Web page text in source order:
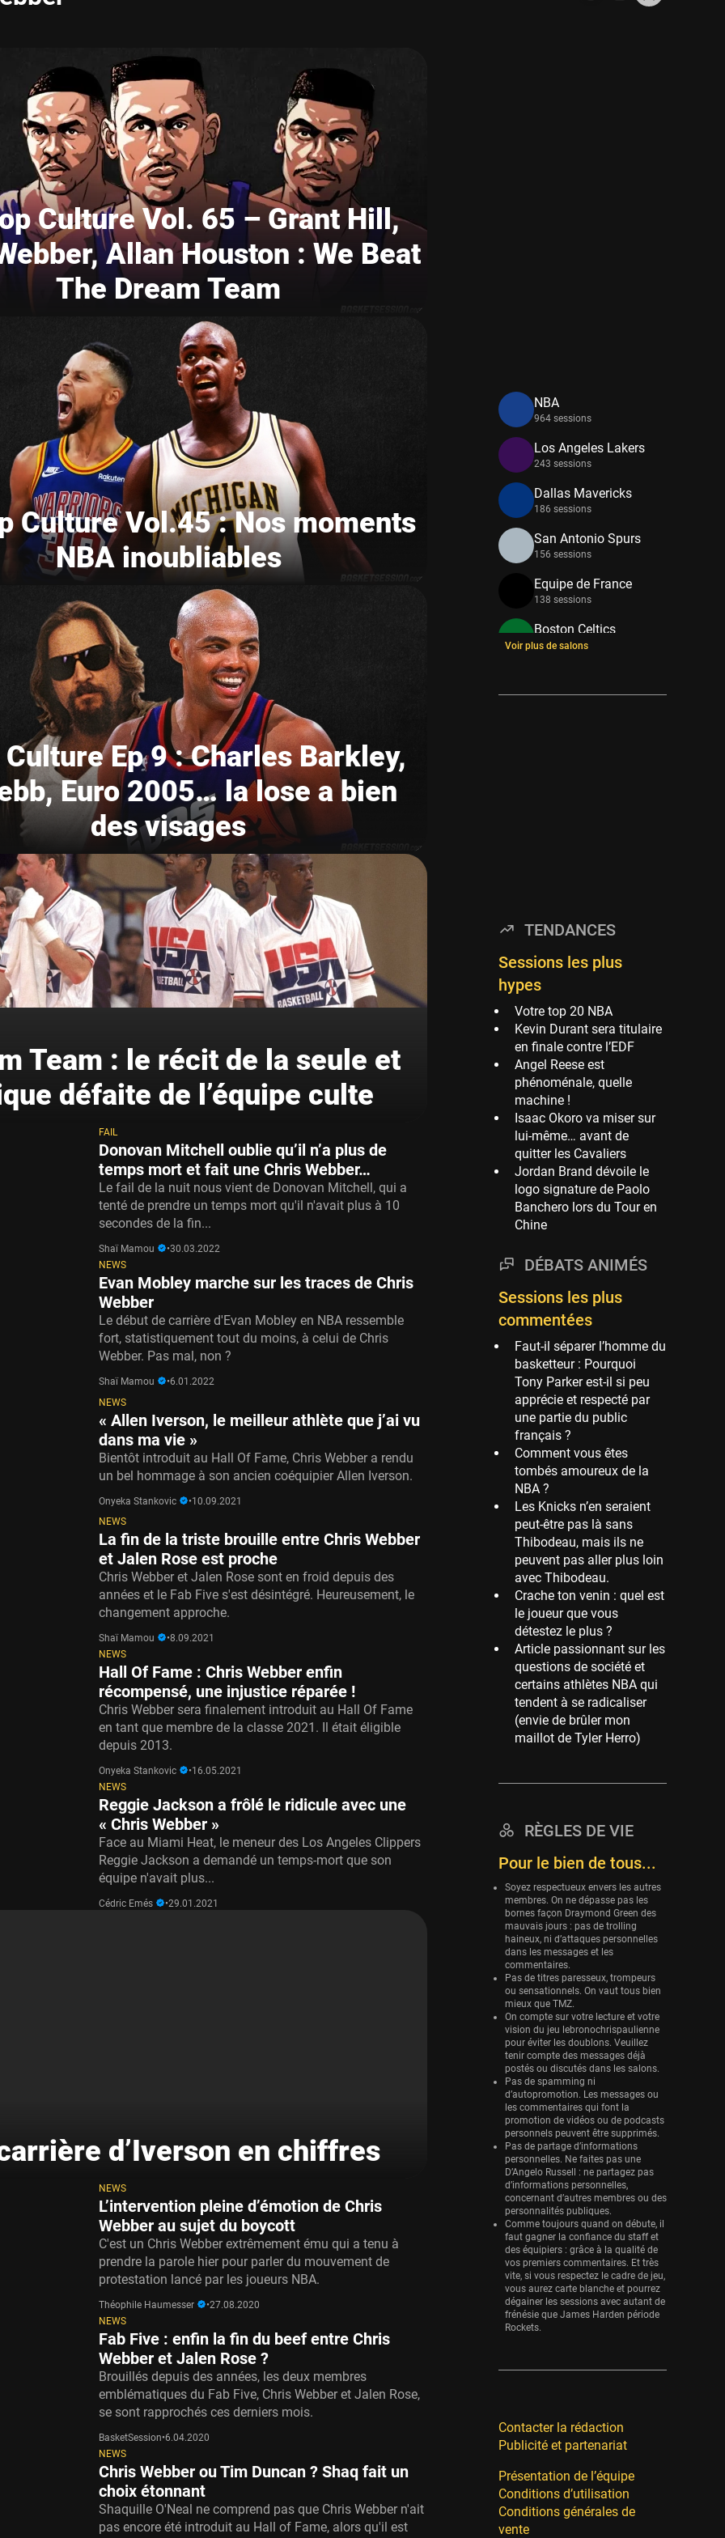
Culture Vol. 65 – Grant Hill,
Allan Houston : We Beat
The Dream Team
Culture Vol.45 : Nos moments
NBA inoubliables
Ep 9 : Charles Barkley,
Euro 2005… la lose a bien
des visages
Team : le récit de la seule et
défaite de l’équipe culte
FAIL
Donovan Mitchell oublie qu’il n’a plus de
temps mort et fait une Chris Webber…
Le fail de la nuit nous vient de Donovan Mitchell, qui a
tenté de prendre un temps mort qu'il n'avait plus à 10
secondes de la fin...
Shaï Mamou •30.03.2022
NEWS
Evan Mobley marche sur les traces de Chris
Webber
Le début de carrière d'Evan Mobley en NBA ressemble
fort, statistiquement tout du moins, à celui de Chris
Webber. Pas mal, non ?
Shaï Mamou •6.01.2022
NEWS
« Allen Iverson, le meilleur athlète que j’ai vu
dans ma vie »
Bientôt introduit au Hall Of Fame, Chris Webber a rendu
un bel hommage à son ancien coéquipier Allen Iverson.
Onyeka Stankovic •10.09.2021
NEWS
La fin de la triste brouille entre Chris Webber
et Jalen Rose est proche
Chris Webber et Jalen Rose sont en froid depuis des
années et le Fab Five s'est désintégré. Heureusement, le
changement approche.
Shaï Mamou •8.09.2021
NEWS
Hall Of Fame : Chris Webber enfin
récompensé, une injustice réparée !
Chris Webber sera finalement introduit au Hall Of Fame
en tant que membre de la classe 2021. Il était éligible
depuis 2013.
Onyeka Stankovic •16.05.2021
NEWS
Reggie Jackson a frôlé le ridicule avec une
« Chris Webber »
Face au Miami Heat, le meneur des Los Angeles Clippers
Reggie Jackson a demandé un temps-mort que son
équipe n'avait plus...
Cédric Emés •29.01.2021
d’Iverson en chiffres
NEWS
L’intervention pleine d’émotion de Chris
Webber au sujet du boycott
C'est un Chris Webber extrêmement ému qui a tenu à
prendre la parole hier pour parler du mouvement de
protestation lancé par les joueurs NBA.
Théophile Haumesser •27.08.2020
NEWS
Fab Five : enfin la fin du beef entre Chris
Webber et Jalen Rose ?
Brouillés depuis des années, les deux membres
emblématiques du Fab Five, Chris Webber et Jalen Rose,
se sont rapprochés ces derniers mois.
BasketSession•6.04.2020
NEWS
Chris Webber ou Tim Duncan ? Shaq fait un
choix étonnant
Shaquille O'Neal ne comprend pas que Chris Webber n'ait
pas encore été introduit au Hall of Fame, alors qu'il est
NBA
964 sessions
Los Angeles Lakers
243 sessions
Dallas Mavericks
186 sessions
San Antonio Spurs
156 sessions
Equipe de France
138 sessions
Boston Celtics
133 sessions
89 sessions
Milwaukee Bucks
Hoop Culture
73 sessions
Oklahoma City
Thunder
69 sessions
Phoenix Suns
69 sessions
Miami Heat
63 sessions
Los Angeles Clippers
61 sessions
53 sessions
New Orleans Pelicans
53 sessions
52 sessions
Atlanta Hawks
45 sessions
Chicago Bulls
41 sessions
Memphis Grizzlies
39 sessions
Cleveland Cavaliers
38 sessions
Orlando Magic
36 sessions
Euroleague
34 sessions
Charlotte Hornets
32 sessions
Houston Rockets
31 sessions
Washington Wizards
Portland Trail Blazers
Eurobasket
25 sessions
Brooklyn Nets
24 sessions
Sacramento Kings
24 sessions
Utah Jazz
22 sessions
Toronto Raptors
18 sessions
REVERSE
11 sessions
Bleues
0 sessions
Voir plus de salons
TENDANCES
Sessions les plus
hypes
Votre top 20 NBA
Kevin Durant sera titulaire
en finale contre l’EDF
Angel Reese est
phénoménale, quelle
machine !
Isaac Okoro va miser sur
lui-même… avant de
quitter les Cavaliers
Jordan Brand dévoile le
logo signature de Paolo
Banchero lors du Tour en
Chine
DÉBATS ANIMÉS
Sessions les plus
commentées
Faut-il séparer l’homme du
basketteur : Pourquoi
Tony Parker est-il si peu
apprécie et respecté par
une partie du public
français ?
Comment vous êtes
tombés amoureux de la
NBA ?
Les Knicks n’en seraient
peut-être pas là sans
Thibodeau, mais ils ne
peuvent pas aller plus loin
avec Thibodeau.
Crache ton venin : quel est
le joueur que vous
détestez le plus ?
Article passionnant sur les
questions de société et
certains athlètes NBA qui
tendent à se radicaliser
(envie de brûler mon
maillot de Tyler Herro)
RÈGLES DE VIE
Pour le bien de tous...
Soyez respectueux envers les autres
membres. On ne dépasse pas les
bornes façon Draymond Green des
mauvais jours : pas de trolling
haineux, ni d’attaques personnelles
dans les messages et les
commentaires.
Pas de titres paresseux, trompeurs
ou sensationnels. On vaut tous bien
mieux que TMZ.
On compte sur votre lecture et votre
vision du jeu lebronochrispaulienne
pour éviter les doublons. Veuillez
tenir compte des messages déjà
postés ou discutés dans les salons.
Pas de spamming ni
d’autopromotion. Les messages ou
les commentaires qui font la
promotion de vidéos ou de podcasts
personnels peuvent être supprimés.
Pas de partage d’informations
personnelles. Ne faites pas une
D’Angelo Russell : ne partagez pas
d’informations personnelles,
concernant d’autres membres ou des
personnalités publiques.
Comme toujours quand on débute, il
faut gagner la confiance du staff et
des équipiers : grâce à la qualité de
vos premiers commentaires. Et très
vite, si vous respectez le cadre de jeu,
vous aurez carte blanche et pourrez
dégainer les sessions avec autant de
frénésie que James Harden période
Rockets.
Contacter la rédaction
Publicité et partenariat
Présentation de l’équipe
Conditions d’utilisation
Conditions générales de
vente